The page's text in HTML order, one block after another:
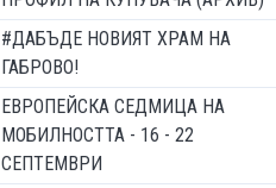
#ДАБЪДЕ НОВИЯТ ХРАМ НА
ГАБРОВО!
ЕВРОПЕЙСКА СЕДМИЦА НА
МОБИЛНОСТТА - 16 - 22
СЕПТЕМВРИ